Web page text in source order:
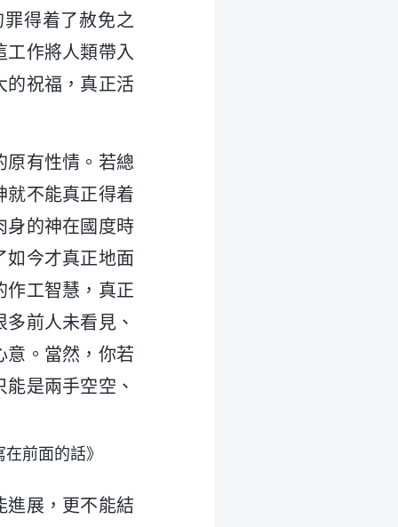
得着了赦免之
工作將人類帶入
的祝福，真正活
原有性情。若總
就不能真正得着
身的神在國度時
如今才真正地面
作工智慧，真正
前人未看見、
意。當然，你若
是兩手空空、
前面的話》
進展，更不能結